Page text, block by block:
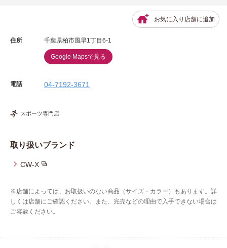
お気に入り店舗に追加
住所 千葉県柏市風早1丁目6-1
Google Mapsで見る
電話 04-7192-3671
スポーツ専門店
取り扱いブランド
CW-X
※店舗によっては、お取扱いのない商品（サイズ・カラー）もあります。詳
しくは店舗にご確認ください。また、完売などの理由で入手できない場合は
ご容赦ください。